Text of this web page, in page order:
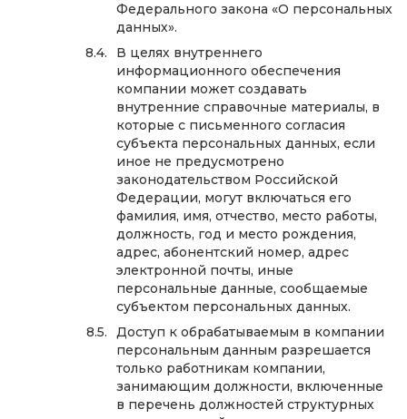
Федерального закона «О персональных
данных».
В целях внутреннего
информационного обеспечения
компании может создавать
внутренние справочные материалы, в
которые с письменного согласия
субъекта персональных данных, если
иное не предусмотрено
законодательством Российской
Федерации, могут включаться его
фамилия, имя, отчество, место работы,
должность, год и место рождения,
адрес, абонентский номер, адрес
электронной почты, иные
персональные данные, сообщаемые
субъектом персональных данных.
Доступ к обрабатываемым в компании
персональным данным разрешается
только работникам компании,
занимающим должности, включенные
в перечень должностей структурных